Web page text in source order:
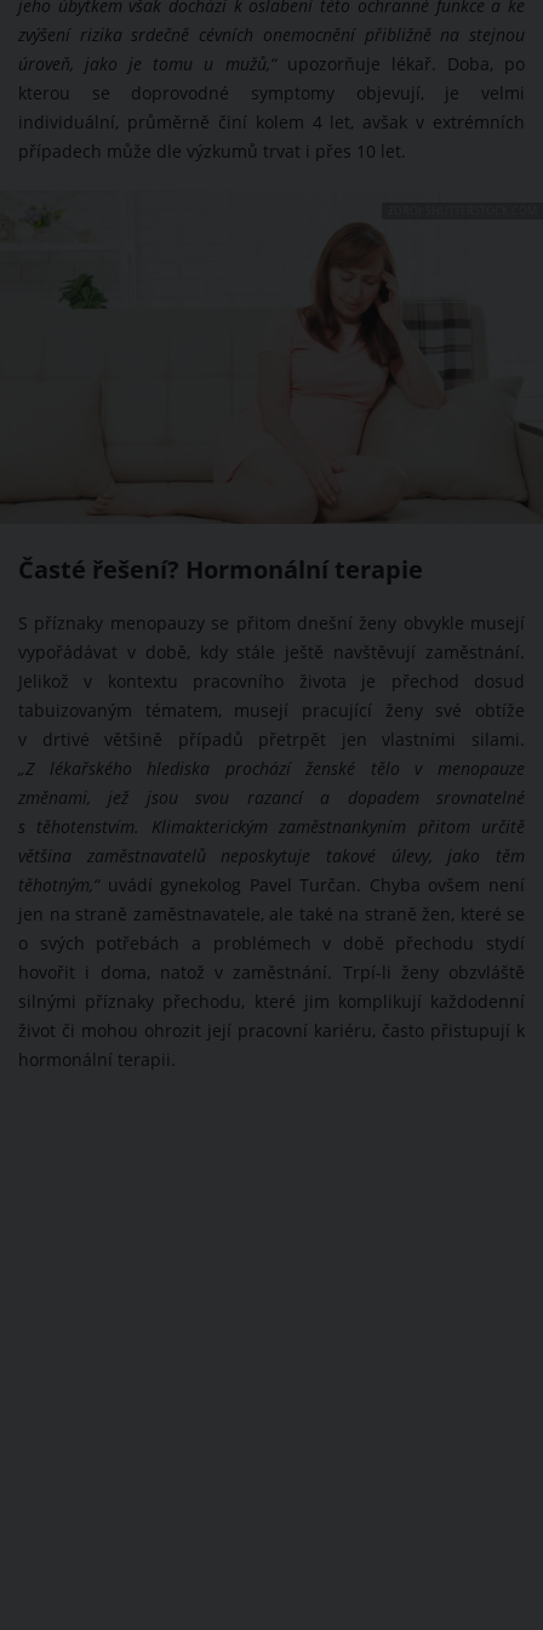
jeho úbytkem však dochází k oslabení této ochranné funkce a ke
zvýšení rizika srdečně cévních onemocnění přibližně na stejnou
úroveň, jako je tomu u mužů,“upozorňuje lékař. Doba, po
kterou se doprovodné symptomy objevují, je velmi
individuální, průměrně činí kolem 4 let, avšak v extrémních
případech může dle výzkumů trvat i přes 10 let.
Časté řešení? Hormonální terapie
S příznaky menopauzy se přitom dnešní ženy obvykle musejí
vypořádávat v době, kdy stále ještě navštěvují zaměstnání.
Jelikož v kontextu pracovního života je přechod dosud
tabuizovaným tématem, musejí pracující ženy své obtíže
v drtivé většině případů přetrpět jen vlastními silami.
„Z lékařského hlediska prochází ženské tělo v menopauze
změnami, jež jsou svou razancí a dopadem srovnatelné
s těhotenstvím. Klimakterickým zaměstnankyním přitom určitě
většina zaměstnavatelů neposkytuje takové úlevy, jako těm
těhotným,“uvádí gynekolog Pavel Turčan. Chyba ovšem není
jen na straně zaměstnavatele, ale také na straně žen, které se
o svých potřebách a problémech v době přechodu stydí
hovořit i doma, natož v zaměstnání. Trpí-li ženy obzvláště
silnými příznaky přechodu, které jim komplikují každodenní
život či mohou ohrozit její pracovní kariéru, často přistupují k
hormonální terapii.